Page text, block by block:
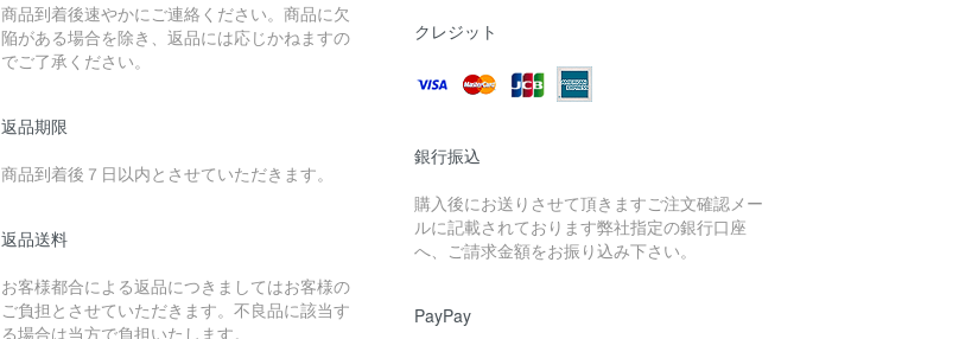
商品到着後速やかにご連絡ください。商品に欠
陥がある場合を除き、返品には応じかねますの
でご了承ください。
返品期限
商品到着後７日以内とさせていただきます。
返品送料
お客様都合による返品につきましてはお客様の
ご負担とさせていただきます。不良品に該当す
る場合は当方で負担いたします。
クレジット
銀行振込
購入後にお送りさせて頂きますご注文確認メー
ルに記載されております弊社指定の銀行口座
へ、ご請求金額をお振り込み下さい。
PayPay